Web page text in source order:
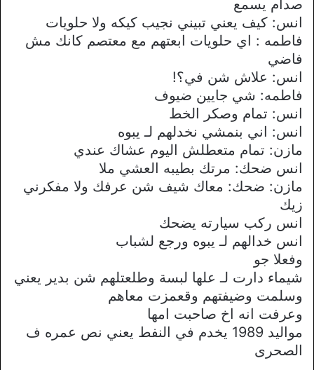
صدام يسمع
انس: كيف يعني تبيني نجيب كيكه ولا حلويات
فاطمه : اي حلويات ابعتهم مع معتصم كانك مش
فاضي
انس: علاش شن في؟!
فاطمه: شي جايين ضيوف
انس: تمام وصكر الخط
انس: اني بنمشي نخدلهم لـ يبوه
مازن: تمام متعطلش اليوم عشاك عندي
انس ضحك: مرتك بطيبه العشي ملا
مازن: ضحك: معاك شيف شن عرفك ولا مفكرني
زيك
انس ركب سيارته يضحك
انس خدالهم لـ يبوه ورجع لشباب
وفعلا جو
شيماء دارت لـ علها لبسة وطلعتلهم شن بدير يعني
وسلمت وضيفتهم وقعمزت معاهم
وعرفت انه اخ صاحبت امها
مواليد 1989 يخدم في النفط يعني نص عمره ف
الصحرى